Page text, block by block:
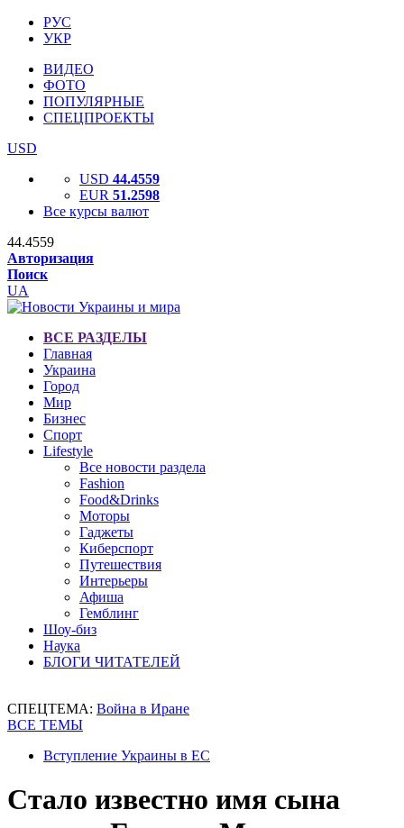
РУС
УКР
ВИДЕО
ФОТО
ПОПУЛЯРНЫЕ
СПЕЦПРОЕКТЫ
USD
USD 44.4559
EUR 51.2598
Все курсы валют
44.4559
Авторизация
Поиск
UA
ВСЕ РАЗДЕЛЫ
Главная
Украина
Город
Мир
Бизнес
Спорт
Lifestyle
Все новости раздела
Fashion
Food&Drinks
Моторы
Гаджеты
Киберспорт
Путешествия
Интерьеры
Афиша
Гемблинг
Шоу-биз
Наука
БЛОГИ ЧИТАТЕЛЕЙ
СПЕЦТЕМА: Война в Иране
ВСЕ ТЕМЫ
Вступление Украины в ЕС
Стало известно имя сына